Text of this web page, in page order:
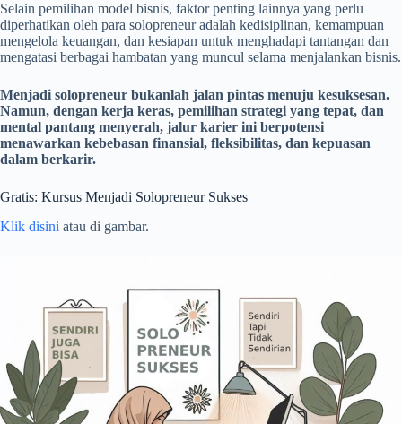
Selain pemilihan model bisnis, faktor penting lainnya yang perlu
diperhatikan oleh para solopreneur adalah kedisiplinan, kemampuan
mengelola keuangan, dan kesiapan untuk menghadapi tantangan dan
mengatasi berbagai hambatan yang muncul selama menjalankan bisnis.
Menjadi solopreneur bukanlah jalan pintas menuju kesuksesan.
Namun, dengan kerja keras, pemilihan strategi yang tepat, dan
mental pantang menyerah, jalur karier ini berpotensi
menawarkan kebebasan finansial, fleksibilitas, dan kepuasan
dalam berkarir.
Gratis: Kursus Menjadi Solopreneur Sukses
Klik disini atau di gambar.